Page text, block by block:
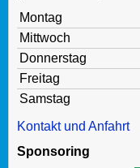
Montag
Mittwoch
Donnerstag
Freitag
Samstag
Kontakt und Anfahrt
Sponsoring